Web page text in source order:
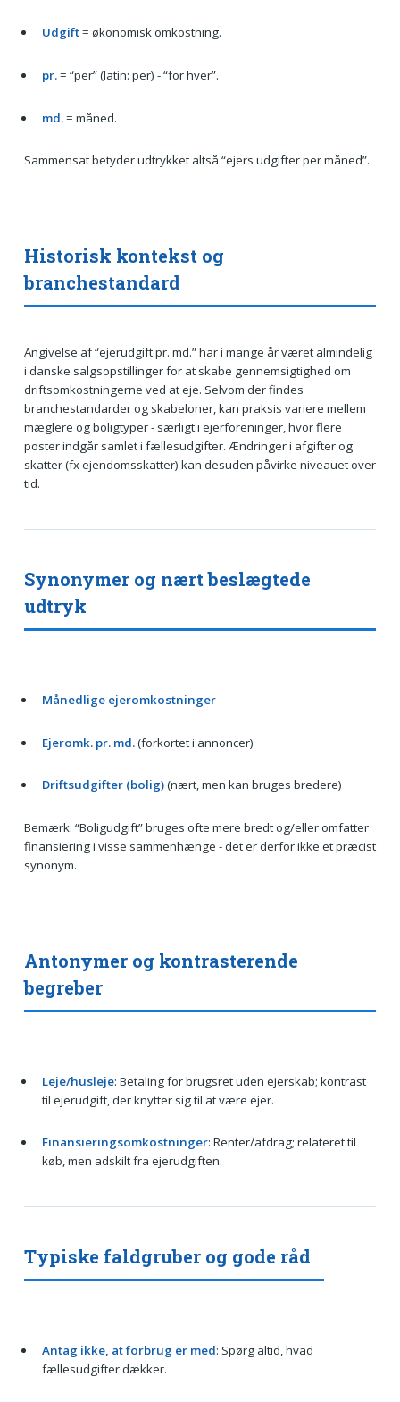
Udgift= økonomisk omkostning.
pr.= “per” (latin: per) - “for hver”.
md.= måned.
Sammensat betyder udtrykket altså “ejers udgifter per måned”.
Historisk kontekst og
branchestandard
Angivelse af “ejerudgift pr. md.” har i mange år været almindelig
i danske salgsopstillinger for at skabe gennemsigtighed om
driftsomkostningerne ved at eje. Selvom der findes
branchestandarder og skabeloner, kan praksis variere mellem
mæglere og boligtyper - særligt i ejerforeninger, hvor flere
poster indgår samlet i fællesudgifter. Ændringer i afgifter og
skatter (fx ejendomsskatter) kan desuden påvirke niveauet over
tid.
Synonymer og nært beslægtede
udtryk
Månedlige ejeromkostninger
Ejeromk. pr. md.(forkortet i annoncer)
Driftsudgifter (bolig)(nært, men kan bruges bredere)
Bemærk: “Boligudgift” bruges ofte mere bredt og/eller omfatter
finansiering i visse sammenhænge - det er derfor ikke et præcist
synonym.
Antonymer og kontrasterende
begreber
Leje/husleje: Betaling for brugsret uden ejerskab; kontrast
til ejerudgift, der knytter sig til at være ejer.
Finansieringsomkostninger: Renter/afdrag; relateret til
køb, men adskilt fra ejerudgiften.
Typiske faldgruber og gode råd
Antag ikke, at forbrug er med: Spørg altid, hvad
fællesudgifter dækker.